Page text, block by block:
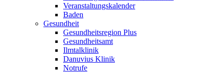
Veranstaltungskalender
Baden
Gesundheit
Gesundheitsregion Plus
Gesundheitsamt
Ilmtalklinik
Danuvius Klinik
Notrufe